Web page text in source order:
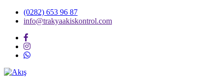
(0282) 653 96 87
info@trakyaakiskontrol.com